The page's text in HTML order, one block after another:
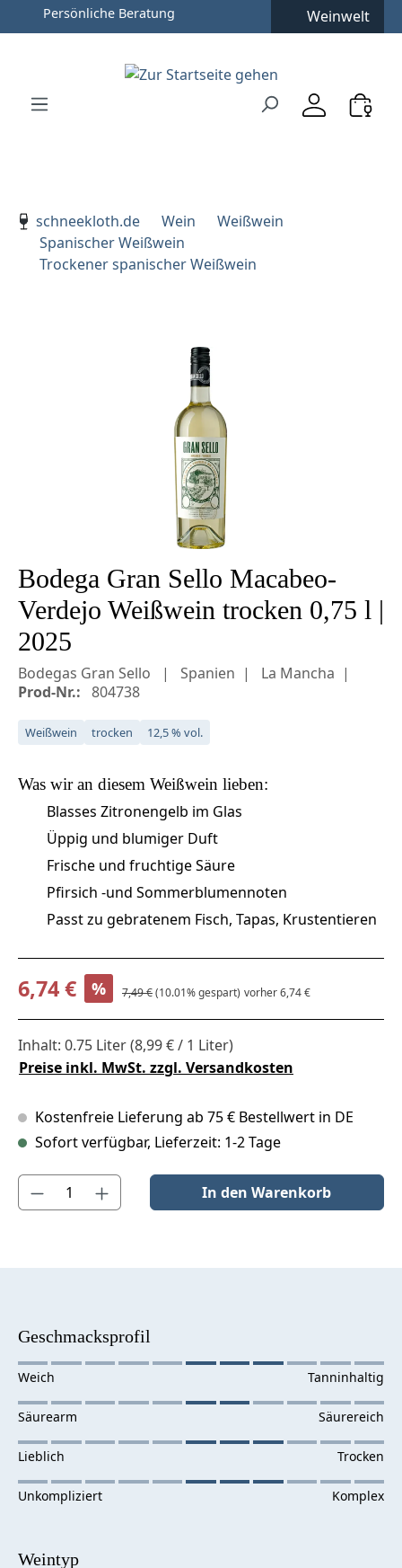
Zum Hauptinhalt springen
Zur Hauptnavigation springen
Weinwelt
schneekloth.de
Wein
Weißwein
Spanischer Weißwein
Trockener spanischer Weißwein
Bildergalerie überspringen
Bodega Gran Sello Macabeo-
Verdejo Weißwein trocken 0,75 l |
2025
Bodegas Gran Sello Spanien
La Mancha
Prod-Nr.: 804738
Weißwein trocken 12,5 % vol.
Was wir an diesem Weißwein lieben:
Blasses Zitronengelb im Glas
Üppig und blumiger Duft
Frische und fruchtige Säure
Pfirsich -und Sommerblumennoten
Passt zu gebratenem Fisch, Tapas, Krustentieren
Verkaufspreis:
6,74 € % Regulärer Preis:
7,49 €(10.01% gespart) vorher 6,74 €
Inhalt: 0.75 Liter(8,99 € / 1 Liter)
Preise inkl. MwSt. zzgl. Versandkosten
Kostenfreie Lieferung ab 75 € Bestellwert in DE
Sofort verfügbar, Lieferzeit: 1-2 Tage
Produkt Anzahl: Gib den gewünschten Wert ein oder benutze
In den Warenkorb
Geschmacksprofil
Weintyp